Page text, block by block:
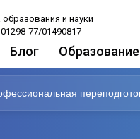
и науки
77/01490817
Блог Образование